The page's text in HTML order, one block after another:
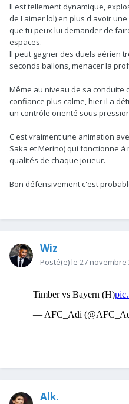
Il est tellement dynamique,
de Laimer lol) en plus d'avoir
que tu peux lui demander de
espaces.
Il peut gagner des duels aérien
seconds ballons, menacer la
Même au niveau de sa conduite
confiance plus calme, hier il a
un contrôle orienté sous
C'est vraiment une animation
Saka et Merino) qui fonctionne
qualités de chaque joueur.
Bon défensivement c'est
Wiz
Posté(e) le 27 novembre
Alk.